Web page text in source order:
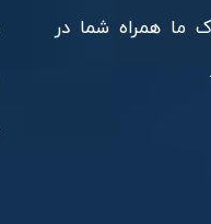
ما همراه شما در